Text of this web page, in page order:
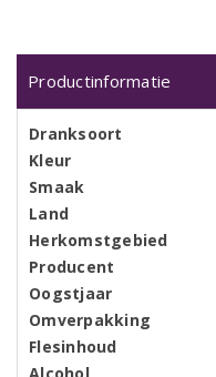
Productinformatie
Dranksoort
Kleur
Smaak
Land
Herkomstgebied
Producent
Oogstjaar
Omverpakking
Flesinhoud